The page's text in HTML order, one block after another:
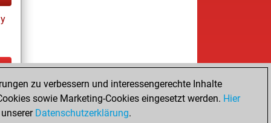
zu verbessern und interessengerechte Inhalte
sowie Marketing-Cookies eingesetzt werden. Hier
Datenschutzerklärung.